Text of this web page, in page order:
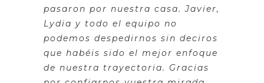
pasaron por nuestra casa. Javier,
Lydia y todo el equipo no
podemos despedirnos sin deciros
que habéis sido el mejor enfoque
de nuestra trayectoria. Gracias